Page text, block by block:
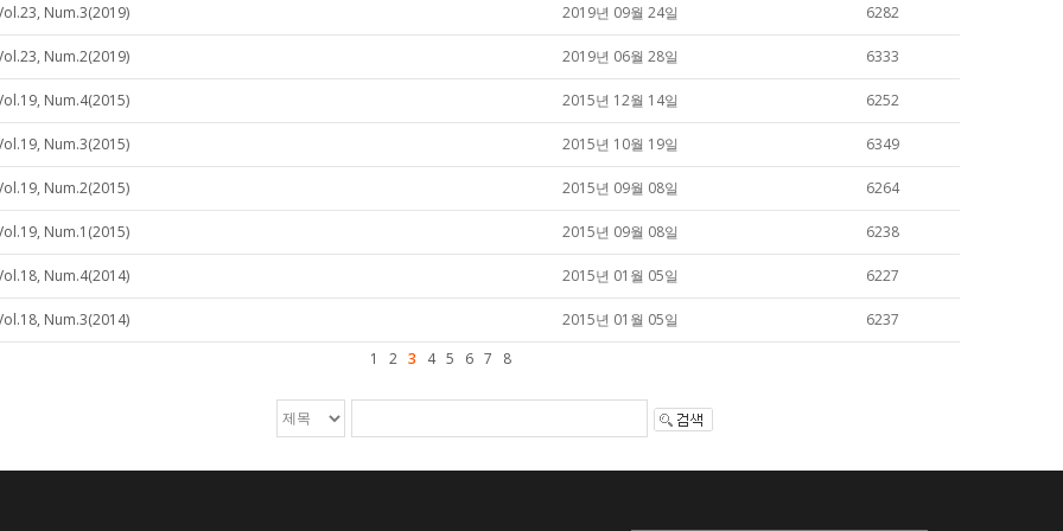
Num.3(2019) 2019년 09월 24일 6282
Num.2(2019) 2019년 06월 28일 6333
Num.4(2015) 2015년 12월 14일 6252
Num.3(2015) 2015년 10월 19일 6349
Num.2(2015) 2015년 09월 08일 6264
Num.1(2015) 2015년 09월 08일 6238
Num.4(2014) 2015년 01월 05일 6227
Num.3(2014) 2015년 01월 05일
6237
1
2 3 4 5 6 7 8